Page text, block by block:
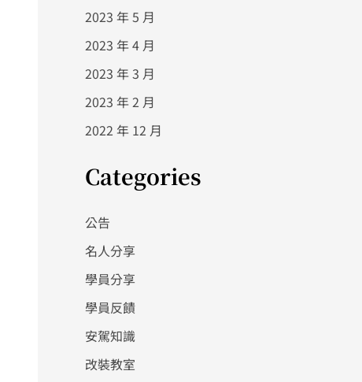
2023 年 5 月
2023 年 4 月
2023 年 3 月
2023 年 2 月
2022 年 12 月
Categories
公告
名人分享
學員分享
學員反饋
安駕知識
改裝教室